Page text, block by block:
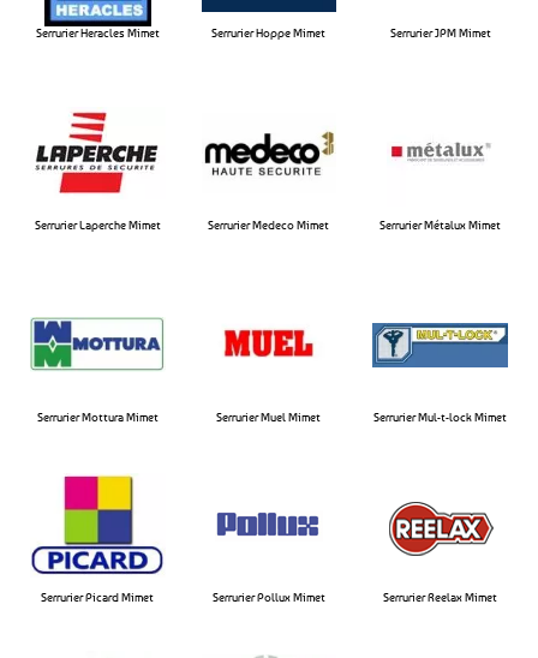
Serrurier Heracles Mimet​ Serrurier Hoppe Mimet​ Serrurier JPM Mimet​
Serrurier Laperche Mimet​ Serrurier Medeco Mimet​ Serrurier Métalux Mimet​
Serrurier Mottura Mimet​ Serrurier Muel Mimet​ Serrurier Mul-t-lock Mimet​
Serrurier Picard Mimet Serrurier Pollux Mimet​ Serrurier Reelax Mimet​